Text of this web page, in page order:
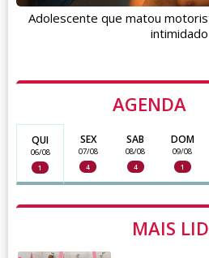
AGENDA
QUI
06/08
1
SEX
07/08
4
SAB
08/08
4
DOM
09/08
1
MAIS
Adolescente que matou
intimidado